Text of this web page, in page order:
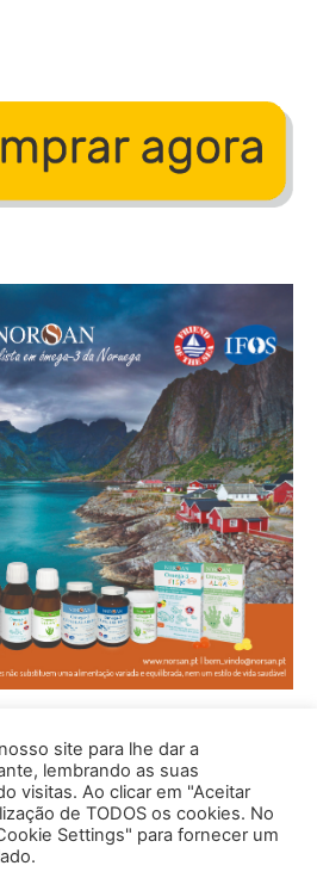
site para lhe dar a
lembrando as suas
visitas. Ao clicar em "Aceitar
de TODOS os cookies. No
Settings" para fornecer um